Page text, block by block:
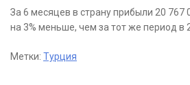
За 6 месяцев в страну прибыли 20 767
на 3% меньше, чем за тот же период в
Метки: Турция